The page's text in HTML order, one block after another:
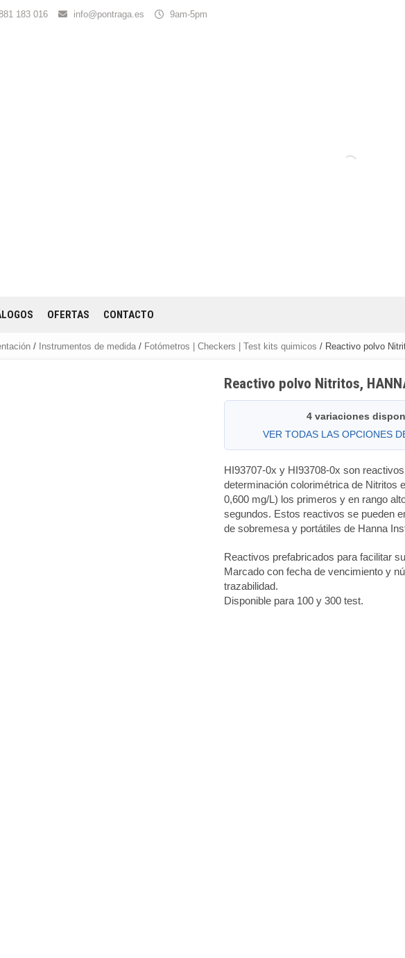
183 016 info@pontraga.es 9am-5pm
OFERTAS CONTACTO
/ Instrumentos de medida / Fotómetros | Checkers | Test kits quimicos / Reactivo polvo
Reactivo polvo Nitritos,
4 variaciones
VER TODAS LAS OPCIONES
HI93707-0x y HI93708-0x son
determinación colorimétrica de Nitritos
0,600 mg/L) los primeros y en rango
segundos. Estos reactivos se pueden
de sobremesa y portátiles de Hanna
Reactivos prefabricados para facilitar
Marcado con fecha de vencimiento y
trazabilidad.
Disponible para 100 y 300 test.